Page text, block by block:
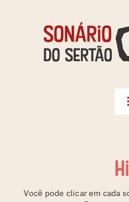
Você pode clicar em cada